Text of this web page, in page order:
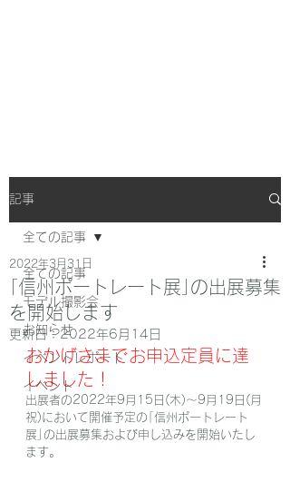
記事
全ての記事
モデル撮影会
お知らせ
イベントレポート
イベント
全ての記事
｢信州ポートレート展｣の出展募集
を開始します
2022年3月31日
更新日：2022年6月14日
おかげさまでお申込定員に達
しました！
出展者の2022年9月15日(木)～9月19日(月
祝)において開催予定の｢信州ポートレート
展｣の出展募集および申し込みを開始いたし
ます。